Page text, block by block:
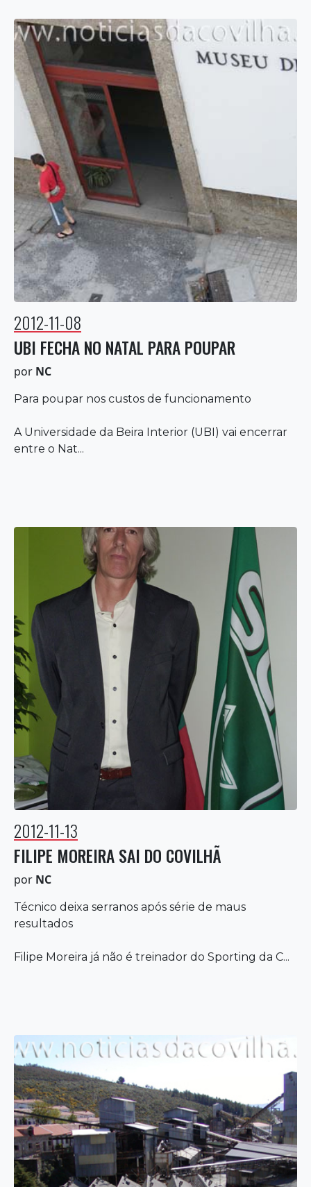
2012-11-08
UBI FECHA NO NATAL PARA POUPAR
por NC
Para poupar nos custos de funcionamento
A Universidade da Beira Interior (UBI) vai encerrar
entre o Nat...
2012-11-13
FILIPE MOREIRA SAI DO COVILHÃ
por NC
Técnico deixa serranos após série de maus
resultados
Filipe Moreira já não é treinador do Sporting da C...